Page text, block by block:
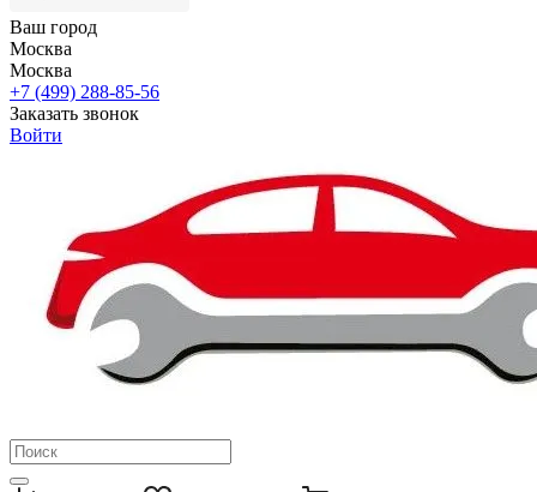
Ваш город
Москва
Москва
+7 (499) 288-85-56
Заказать звонок
Войти